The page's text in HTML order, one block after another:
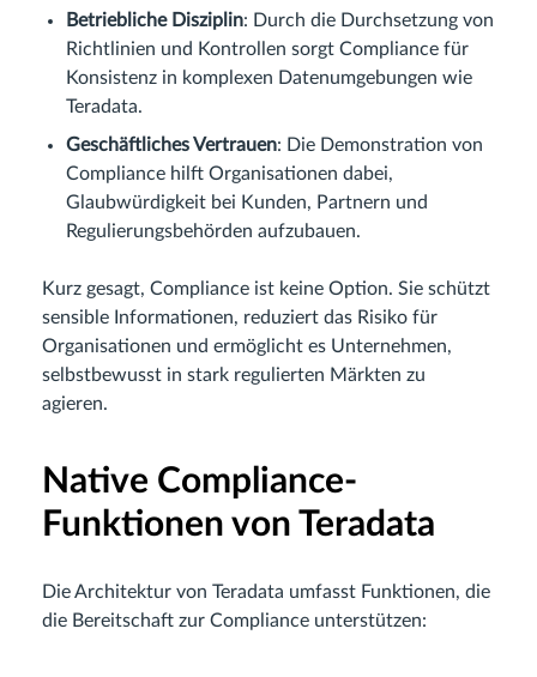
Betriebliche Disziplin: Durch die Durchsetzung von
Richtlinien und Kontrollen sorgt Compliance für
Konsistenz in komplexen Datenumgebungen wie
Teradata.
Geschäftliches Vertrauen: Die Demonstration von
Compliance hilft Organisationen dabei,
Glaubwürdigkeit bei Kunden, Partnern und
Regulierungsbehörden aufzubauen.
Kurz gesagt, Compliance ist keine Option. Sie schützt
sensible Informationen, reduziert das Risiko für
Organisationen und ermöglicht es Unternehmen,
selbstbewusst in stark regulierten Märkten zu
agieren.
Native Compliance-
Funktionen von Teradata
Die Architektur von Teradata umfasst Funktionen, die
die Bereitschaft zur Compliance unterstützen: